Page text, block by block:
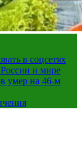
в соцсетях
России и мире
умер на 46-м